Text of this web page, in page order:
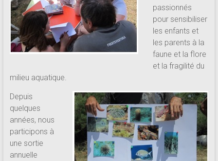
passionnés
pour sensibiliser
les enfants et
les parents à la
faune et la flore
et la fragilité du
milieu aquatique.
Depuis
quelques
années, nous
participons à
une sortie
annuelle